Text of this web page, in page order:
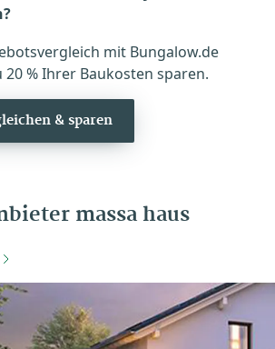
mit Bungalow.de
20 % Ihrer Baukosten sparen.
& sparen
massa haus